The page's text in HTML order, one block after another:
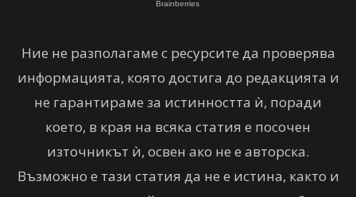
Ние не разполагаме с ресурсите да проверява
информацията, която достига до редакцията и
не гарантираме за истинността ѝ, поради
което, в края на всяка статия е посочен
източникът ѝ, освен ако не е авторска.
Възможно е тази статия да не е истина, както и